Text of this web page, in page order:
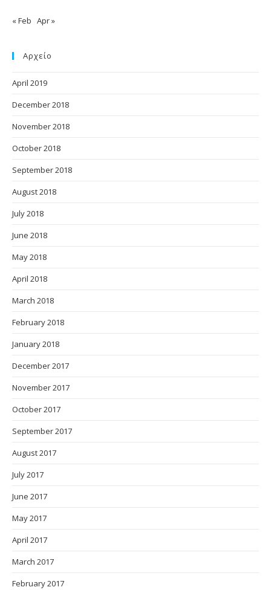
« Feb Apr »
Αρχείο
April 2019
December 2018
November 2018
October 2018
September 2018
August 2018
July 2018
June 2018
May 2018
April 2018
March 2018
February 2018
January 2018
December 2017
November 2017
October 2017
September 2017
August 2017
July 2017
June 2017
May 2017
April 2017
March 2017
February 2017